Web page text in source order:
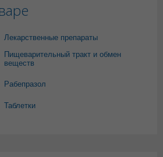
Лекарственные препараты
Пищеварительный тракт и обмен
веществ
Рабепразол
Таблетки